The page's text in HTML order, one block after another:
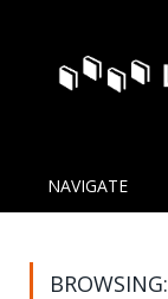
NAVIGATE
BROWSING: